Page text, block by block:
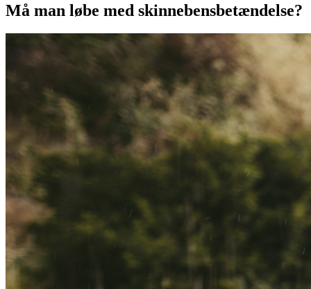
Må man løbe med skinnebensbetændelse?